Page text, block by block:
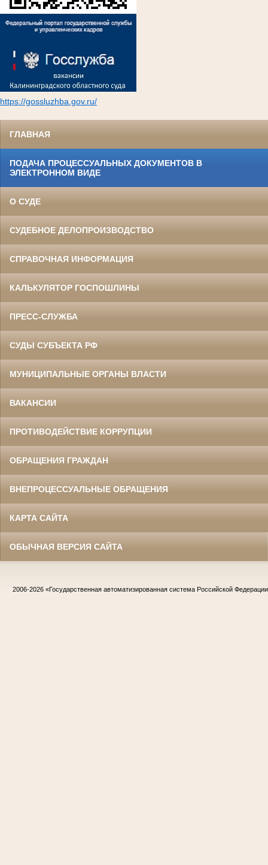
https://gossluzhba.gov.ru/
ГЛАВНАЯ
ПОДАЧА ПРОЦЕССУАЛЬНЫХ ДОКУМЕНТОВ В
ЭЛЕКТРОННОМ ВИДЕ
О СУДЕ
СУДЕБНОЕ ДЕЛОПРОИЗВОДСТВО
СПРАВОЧНАЯ ИНФОРМАЦИЯ
КАЛЬКУЛЯТОР ГОСПОШЛИНЫ
ПРЕСС-СЛУЖБА
СУДЫ СУБЪЕКТА РФ
МУНИЦИПАЛЬНЫЕ ОРГАНЫ ВЛАСТИ
ВАКАНСИИ
ПРОТИВОДЕЙСТВИЕ КОРРУПЦИИ
ОБРАЩЕНИЯ ГРАЖДАН
ВНЕПРОЦЕССУАЛЬНЫЕ ОБРАЩЕНИЯ
КАРТА САЙТА
ОБЫЧНАЯ ВЕРСИЯ САЙТА
2006-2026 «Государственная автоматизированная система Российской